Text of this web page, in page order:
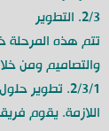
2/3. التطوير
تتم هذه المرحلة
والتصاميم ومن
2/3/1. تطوير
اللازمة. يقوم